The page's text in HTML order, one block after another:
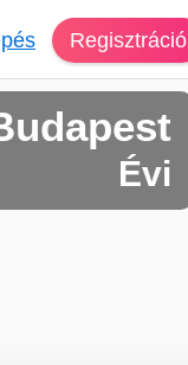
Regisztráció
Évi